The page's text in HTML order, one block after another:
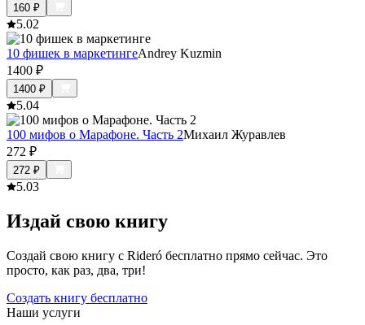
160 ₽
5.02
10 фишек в маркетингеAndrey Kuzmin
1400 ₽
1400 ₽
5.04
100 мифов о Марафоне. Часть 2Михаил Журавлев
272 ₽
272 ₽
5.03
Издай свою книгу
Создай свою книгу с Rideró бесплатно прямо сейчас. Это
просто, как раз, два, три!
Создать книгу бесплатно
Наши услуги